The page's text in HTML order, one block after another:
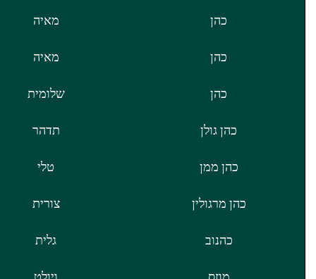
כהן מאיה
כהן מאיה
כהן שלומית
כהן גולן תדהר
כהן ממן טלי
כהן מרגולין צורית
כהנוב גלית